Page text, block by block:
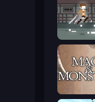
Pixel on
Mage